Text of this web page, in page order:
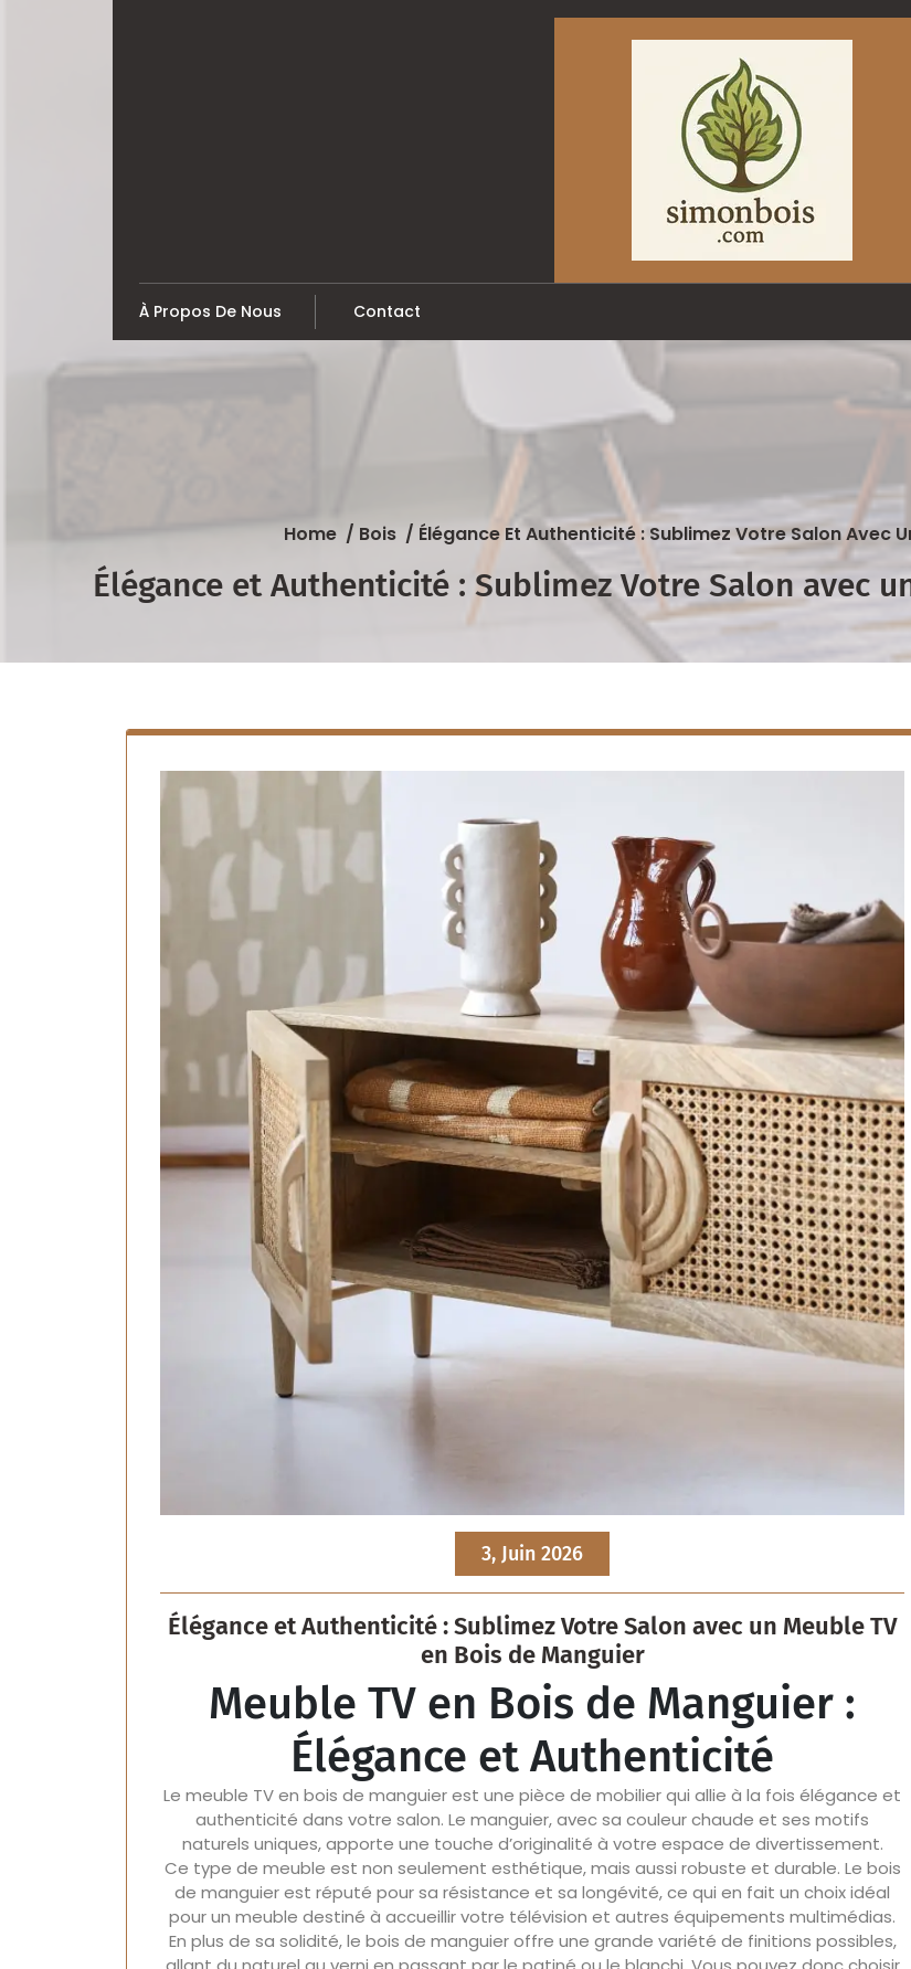
À Propos De Nous Contact
Home / Bois / Élégance Et Authenticité : Sublimez Votre Salon Avec
Élégance et Authenticité : Sublimez Votre Salon avec
3, Juin 2026
Élégance et Authenticité : Sublimez Votre Salon avec un Meuble TV
en Bois de Manguier
Meuble TV en Bois de Manguier :
Élégance et Authenticité
Le meuble TV en bois de manguier est une pièce de mobilier qui allie à la fois élégance et
authenticité dans votre salon. Le manguier, avec sa couleur chaude et ses motifs
naturels uniques, apporte une touche d’originalité à votre espace de divertissement.
Ce type de meuble est non seulement esthétique, mais aussi robuste et durable. Le bois
de manguier est réputé pour sa résistance et sa longévité, ce qui en fait un choix idéal
pour un meuble destiné à accueillir votre télévision et autres équipements multimédias.
En plus de sa solidité, le bois de manguier offre une grande variété de finitions possibles,